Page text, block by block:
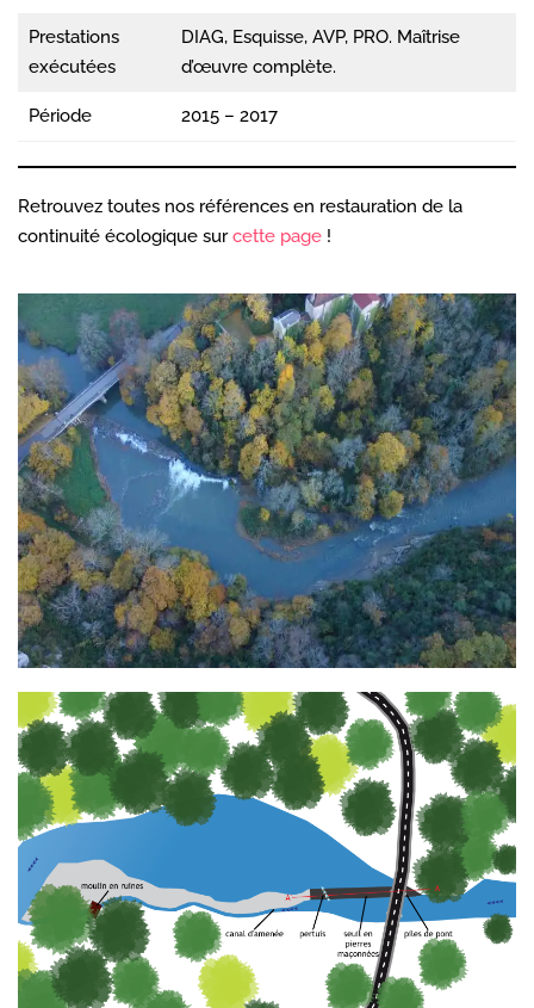
Prestations
exécutées
DIAG, Esquisse, AVP, PRO. Maîtrise
d’œuvre complète.
Période 2015 – 2017
Retrouvez toutes nos références en restauration de la
continuité écologique surcette page !